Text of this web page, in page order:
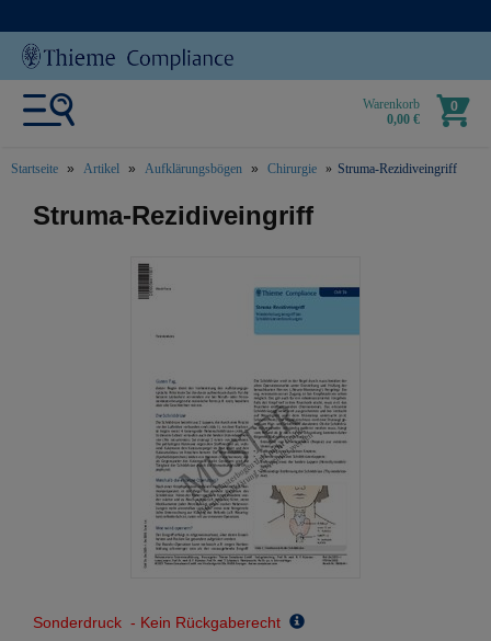
Warenkorb
0,00 €
0
Startseite Artikel Aufklärungsbögen Chirurgie Struma-Rezidiveingriff
text.skipToContent
text.skipToNavigation
Struma-Rezidiveingriff
Sonderdruck - Kein Rückgaberecht